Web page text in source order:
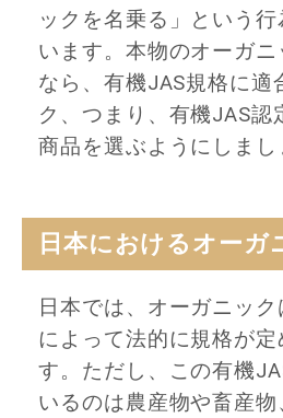
ックを名乗る」という
います。本物のオーガ
なら、有機JAS規格に適
ク、つまり、有機JAS認
商品を選ぶようにしまし
日本におけるオーガ
日本では、オーガニック
によって法的に規格が定
す。ただし、この有機
いるのは農産物や畜産